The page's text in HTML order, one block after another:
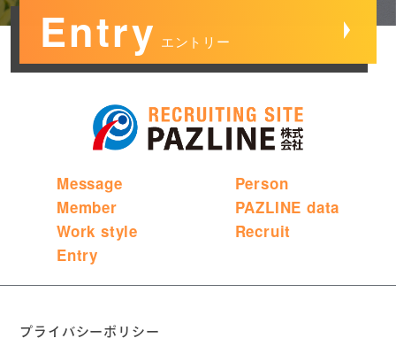
Entry エントリー
Message
Person
Member
PAZLINE data
Work style
Recruit
Entry
プライバシーポリシー